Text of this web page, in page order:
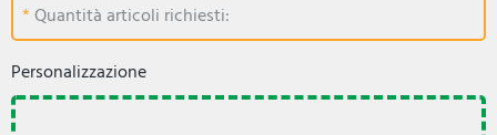
Quantità articoli richiesti:
Personalizzazione